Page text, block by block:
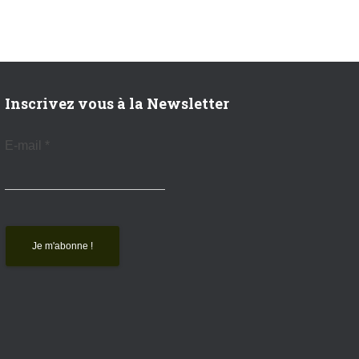
Inscrivez vous à la Newsletter
E-mail *